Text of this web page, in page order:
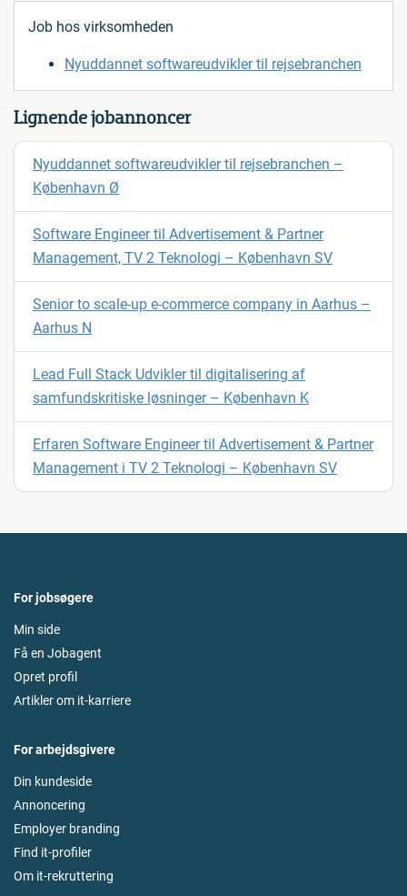
Job hos virksomheden
Nyuddannet softwareudvikler til rejsebranchen
Lignende jobannoncer
Nyuddannet softwareudvikler til rejsebranchen –
København Ø
Software Engineer til Advertisement & Partner
Management, TV 2 Teknologi – København SV
Senior to scale-up e-commerce company in Aarhus –
Aarhus N
Lead Full Stack Udvikler til digitalisering af
samfundskritiske løsninger – København K
Erfaren Software Engineer til Advertisement & Partner
Management i TV 2 Teknologi – København SV
For jobsøgere
Min side
Få en Jobagent
Opret profil
Artikler om it-karriere
For arbejdsgivere
Din kundeside
Annoncering
Employer branding
Find it-profiler
Om it-rekruttering